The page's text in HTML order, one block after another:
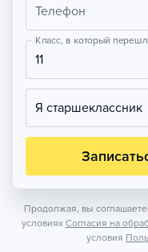
Телефон
Класс, в который
11
Я старшеклассник
Продолжая, вы
условиях Согласия на
условия